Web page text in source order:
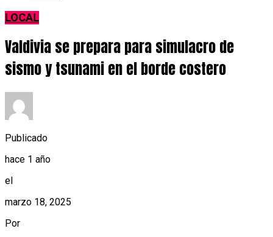
LOCAL
Valdivia se prepara para simulacro de
sismo y tsunami en el borde costero
Publicado
hace 1 año
el
marzo 18, 2025
Por